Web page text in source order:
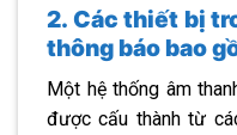
2. Các thiết bị
thông báo bao
Một hệ thống âm
được cấu thành từ